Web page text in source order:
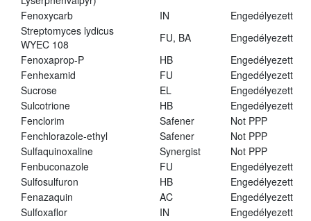
Fenoxycarb
IN
Engedélyezett
Streptomyces lydicus
WYEC 108
FU, BA
Engedélyezett
Fenoxaprop-P
HB
Engedélyezett
Fenhexamid
FU
Engedélyezett
Sucrose
EL
Engedélyezett
Sulcotrione
HB
Engedélyezett
Fenclorim
Safener
Not PPP
Fenchlorazole-ethyl
Safener
Not PPP
Sulfaquinoxaline
Synergist
Not PPP
Fenbuconazole
FU
Engedélyezett
Sulfosulfuron
HB
Engedélyezett
Fenazaquin
AC
Engedélyezett
Sulfoxaflor
IN
Engedélyezett